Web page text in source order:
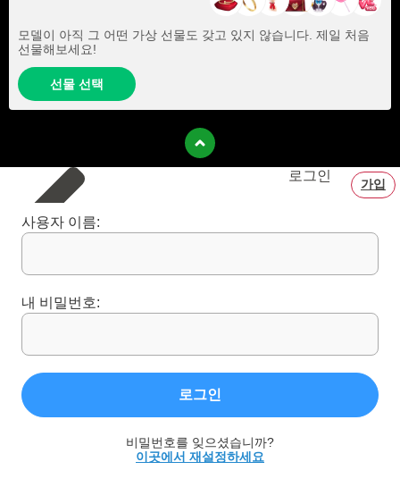
모델이 아직 그 어떤 가상 선물도 갖고 있지 않습니다. 제일 처음
선물해보세요!
선물 선택
로그인
가입
사용자 이름:
내 비밀번호:
로그인
비밀번호를 잊으셨습니까?
이곳에서 재설정하세요